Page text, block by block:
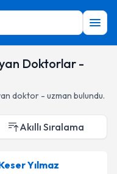
Doktorlar -
doktor - uzman bulundu.
Akıllı Sıralama
Yılmaz